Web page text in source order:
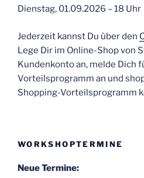
Dienstag, 01.09.2026 – 18 Uhr
Jederzeit kannst Du über den
Lege Dir im Online-Shop von
Kundenkonto an, melde Dich
Vorteilsprogramm an und
Shopping-Vorteilsprogramm
WORKSHOPTERMINE
Neue Termine: